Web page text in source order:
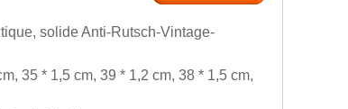
solide Anti-Rutsch-Vintage-
35 * 1,5 cm, 39 * 1,2 cm, 38 * 1,5 cm,